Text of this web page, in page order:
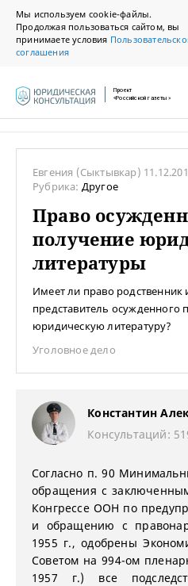
Мы используем cookie-файлы.
Продолжая пользоваться сайтом, вы
принимаете условия
соглашения
Проект
«Российской газеты»
Евгения (Сыктывкар)
Рубрика: Другое
Право
получение
литературы
Имеет ли право родственник
представитель осужденного
юридическую литературу?
Уголовное дело
Константин
Консультаций:
Согласно п. 90
обращения с
Конгрессе ООН по
и обращению с
1955 г., одобрены
Советом на 994-ом
1957 г.) все